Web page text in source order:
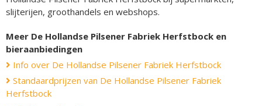
slijterijen, groothandels en webshops.
Meer De Hollandse Pilsener Fabriek Herfstbock en
bieraanbiedingen
Info over De Hollandse Pilsener Fabriek Herfstbock
Standaardprijzen van De Hollandse Pilsener Fabriek
Herfstbock